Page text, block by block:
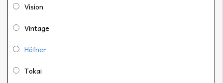
Vision
Vintage
Höfner
Tokai